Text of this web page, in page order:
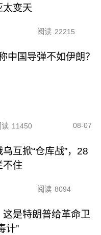
太变天
阅读 22215
中国导弹不如伊朗？
读 11450 08-07
互掀“仓库战”，28
不住
阅读 8094
是特朗普给革命卫
计”